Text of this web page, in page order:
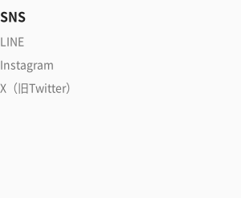
SNS
LINE
Instagram
X（旧Twitter）